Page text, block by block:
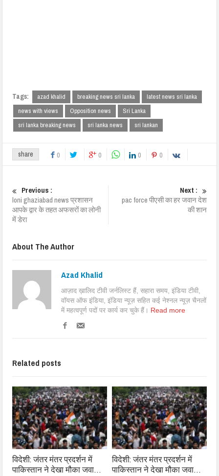
Tags: azad khalid breaking news sri lanka
latest news sri lanka
news with views
Opposition news
Sri Lanka
sri lanka breaking news
sri lanka news sri lankan
share 0 0 0 0
Previous :
loni ghaziabad news प्रशासन
आपके द्वार के तहत अफसरों का लोनी
में डेरा
Next :
pac force पीएसी का हर जवान देश
की शान
About The Author
Azad Khalid
आज़ाद ख़ालिद टीवी जर्नलिस्ट हैं, सहारा समय, इंडिया टीवी,
वॉयस ऑफ इंडिया, इंडिया न्यूज़ सहित कई नेश्नल न्यूज़ चैनलों
में महत्वपूर्ण पदों पर कार्य कर चुके हैं। Read more
Related posts
विदेशी: जंतर मंतर प्रदर्शन में
पाकिस्तान ने देखा मौका जवा…
विदेशी: जंतर मंतर प्रदर्शन में
पाकिस्तान ने देखा मौका जवा…